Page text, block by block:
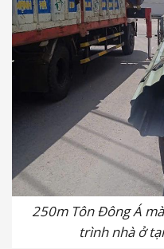
250m Tôn Đông Á
trình nhà ở